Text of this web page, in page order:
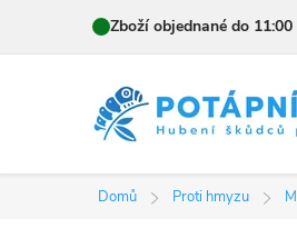
Zboží objednané do 11:00
Domů Proti hmyzu